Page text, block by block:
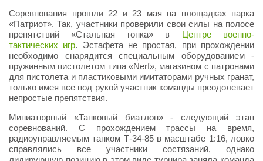
Соревнования прошли 22 и 23 мая на площадках парка
«Патриот». Так, участники проверили свои силы на полосе
препятствий «Стальная гонка» в Центре военно-
тактических игр. Эстафета не простая, при прохождении
необходимо снарядится специальным оборудованием -
пружинным пистолетом типа «Nerf», магазином с патронами
для пистолета и пластиковыми имитаторами ручных гранат,
только имея все под рукой участник команды преодолевает
непростые препятствия.
Миниатюрный «Танковый биатлон» - следующий этап
соревнований. С прохождением трассы на время,
радиоуправляемым танком Т-34-85 в масштабе 1:16, ловко
справлялись все участники состязаний, однако